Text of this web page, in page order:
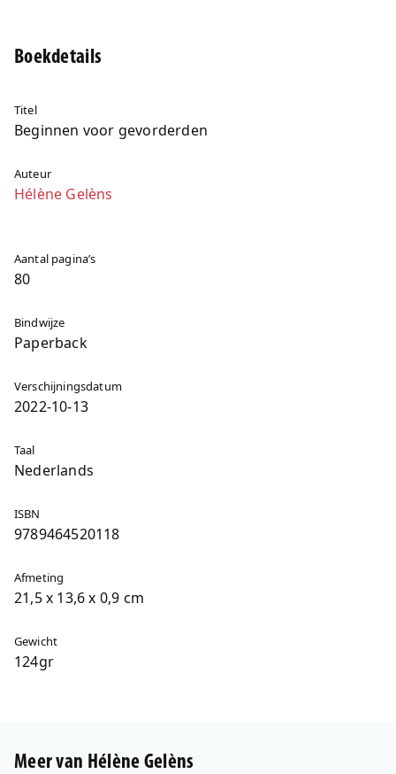
Boekdetails
Titel
Beginnen voor gevorderden
Auteur
Hélène Gelèns
Aantal pagina’s
80
Bindwijze
Paperback
Verschijningsdatum
2022-10-13
Taal
Nederlands
ISBN
9789464520118
Afmeting
21,5 x 13,6 x 0,9 cm
Gewicht
124gr
Meer van Hélène Gelèns